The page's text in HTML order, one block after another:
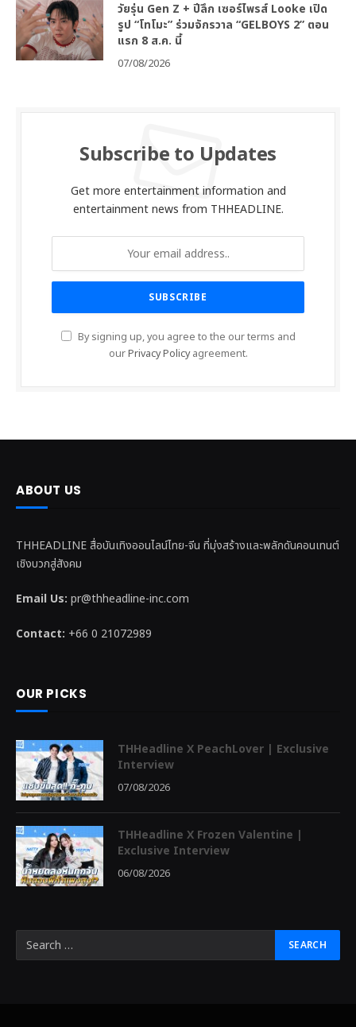
วัยรุ่น Gen Z + ปีลึก เซอร์ไพรส์ Looke เปิด
รูป “โทโมะ” ร่วมจักรวาล “GELBOYS 2” ตอน
แรก 8 ส.ค. นี้
07/08/2026
Subscribe to Updates
Get more entertainment information and
entertainment news from THHEADLINE.
By signing up, you agree to the our terms and
ourPrivacy Policyagreement.
ABOUT US
THHEADLINE สื่อบันเทิงออนไลน์ไทย-จีน ที่มุ่งสร้างและพลักดันคอนเทนต์
เชิงบวกสู่สังคม
Email Us: pr@thheadline-inc.com
Contact: +66 0 21072989
OUR PICKS
THHeadline X PeachLover | Exclusive
Interview
07/08/2026
THHeadline X Frozen Valentine |
Exclusive Interview
06/08/2026